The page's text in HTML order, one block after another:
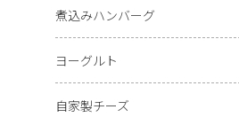
煮込みハンバーグ
ヨーグルト
自家製チーズ